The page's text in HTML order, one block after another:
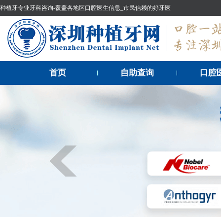
种植牙专业牙科咨询-覆盖各地区口腔医生信息_市民信赖的好牙医
首页 自助查询 口腔